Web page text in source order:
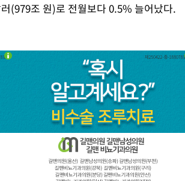
(979조 원)로 전월보다 0.5% 늘어났다.